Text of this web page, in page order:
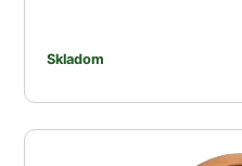
Skladom